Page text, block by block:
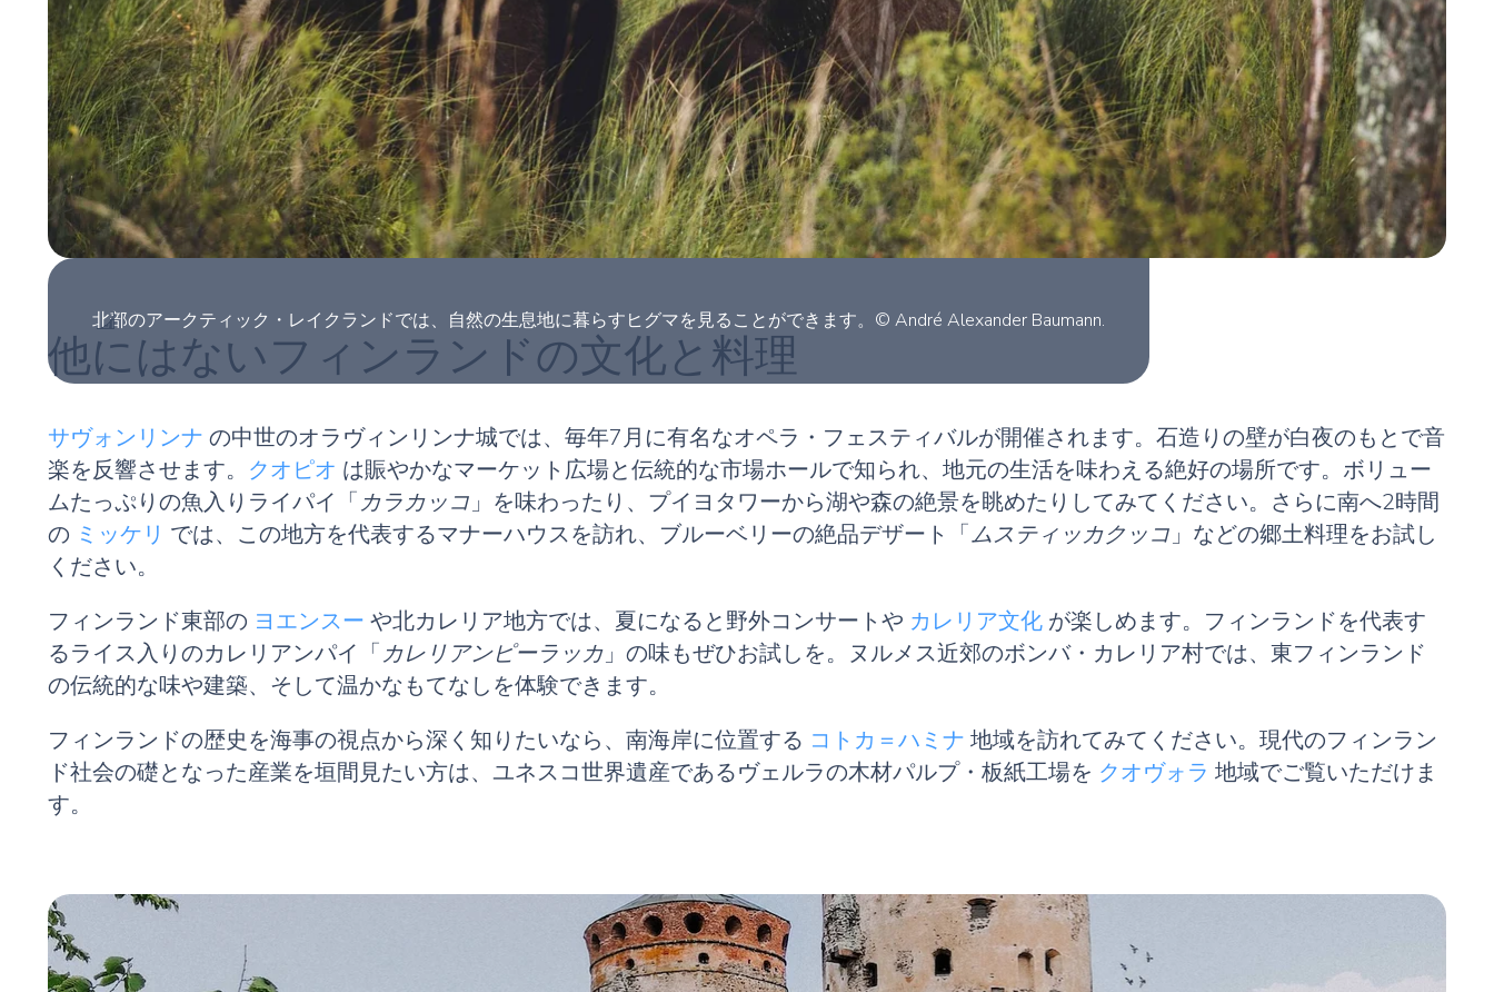
北部のアークティック・レイクランドでは、自然の生息地に暮らすヒグマを見ることができます。© André Alexander Baumann.
他にはないフィンランドの文化と料理
サヴォンリンナ の中世のオラヴィンリンナ城では、毎年7月に有名なオペラ・フェスティバルが開催されます。石造りの壁が白夜のもとで音
楽を反響させます。 クオピオ は賑やかなマーケット広場と伝統的な市場ホールで知られ、地元の生活を味わえる絶好の場所です。ボリュー
ムたっぷりの魚入りライパイ「カラカッコ 」を味わったり、プイヨタワーから湖や森の絶景を眺めたりしてみてください。さらに南へ2時間
の ミッケリ では、この地方を代表するマナーハウスを訪れ、ブルーベリーの絶品デザート「ムスティッカクッコ 」などの郷土料理をお試し
ください。
フィンランド東部の ヨエンスー や北カレリア地方では、夏になると野外コンサートや カレリア文化 が楽しめます。フィンランドを代表す
るライス入りのカレリアンパイ「カレリアンピーラッカ 」の味もぜひお試しを。ヌルメス近郊のボンバ・カレリア村では、東フィンランド
の伝統的な味や建築、そして温かなもてなしを体験できます。
フィンランドの歴史を海事の視点から深く知りたいなら、南海岸に位置する コトカ＝ハミナ 地域を訪れてみてください。現代のフィンラン
ド社会の礎となった産業を垣間見たい方は、ユネスコ世界遺産であるヴェルラの木材パルプ・板紙工場を クオヴォラ 地域でご覧いただけま
す。